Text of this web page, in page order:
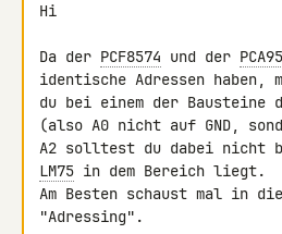
Hi
Da der PCF8574 und der
identische Adressen haben,
du bei einem der Bausteine
(also A0 nicht auf GND,
LM75 in dem Bereich liegt.
Am Besten schaust mal in
"Adressing".